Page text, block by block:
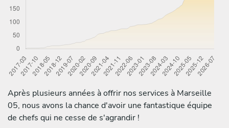
Après plusieurs années à offrir nos services à Marseille
05, nous avons la chance d'avoir une fantastique équipe
de chefs qui ne cesse de s'agrandir !